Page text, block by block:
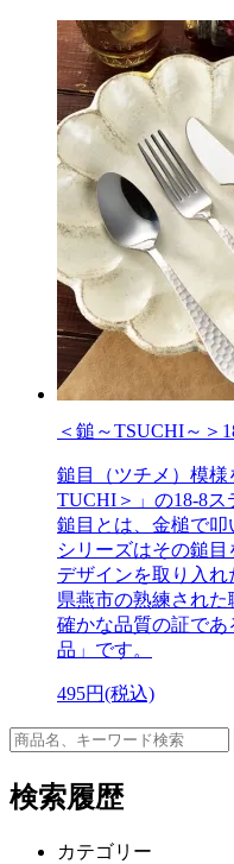
＜鎚～TSUCHI～＞
鎚目（ツチメ）模様
TUCHI＞」の18-8ス
鎚目とは、金槌で
シリーズはその鎚
デザインを取り入
県燕市の熟練され
確かな品質の証で
品」です。
495円(税込)
検索履歴
カテゴリー